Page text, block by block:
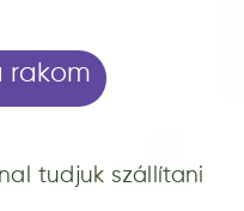
rakom
tudjuk szállítani